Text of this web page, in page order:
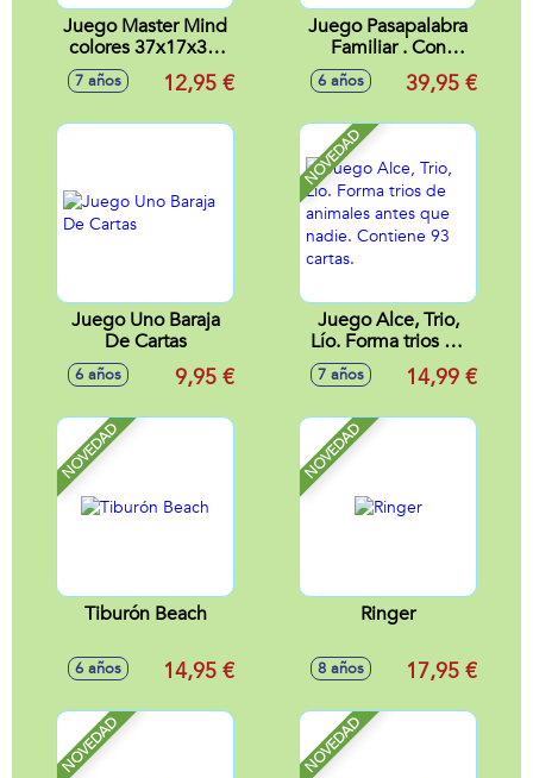
Juego Master Mind
colores 37x17x3,5
7 años 12,95 €
Juego Pasapalabra
Familiar . Con
Preguntas
Adaptadas Para El
6 años 39,95 €
Juego Uno Baraja
De Cartas
6 años 9,95 €
NOVEDAD
Juego Alce, Trio,
Lío. Forma trios de
animales antes que
nadie. Contiene 93
7 años 14,99 €
NOVEDAD
Tiburón Beach
6 años 14,95 €
NOVEDAD
Ringer
8 años 17,95 €
NOVEDAD NOVEDAD